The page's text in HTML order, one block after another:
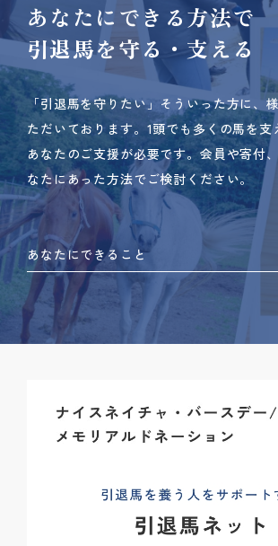
あなたにできる方法で
引退馬を守る・支える
「引退馬を守りたい」そういった方に、
ただいております。 1頭でも多くの馬を支
あなたのご支援が必要です。 会員や寄付
なたにあった方法でご検討ください。
あなたにできること